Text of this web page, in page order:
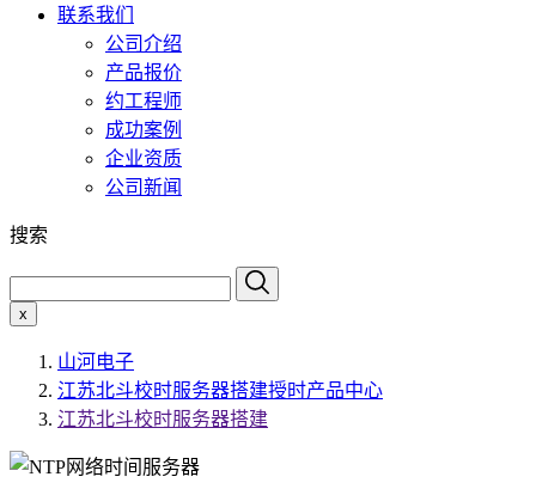
联系我们
公司介绍
产品报价
约工程师
成功案例
企业资质
公司新闻
搜索
x
山河电子
江苏北斗校时服务器搭建授时产品中心
江苏北斗校时服务器搭建